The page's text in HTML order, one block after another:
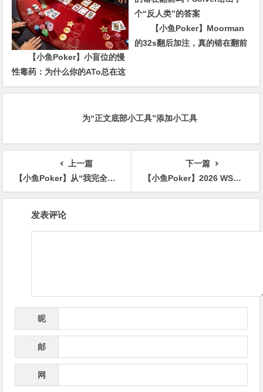
【小鱼Poker】小盲位的慢
性毒药：为什么你的ATo总在这
里输钱？
【小鱼Poker】Moorman
的32s翻后加注，真的错在翻前
为“正文底部小工具”添加小工具
上一篇
【小鱼Poker】从“我完全知道发生了什么”到“单挑吧兄弟”——WSOP大盲弃牌争议全程实录
下一篇
【小鱼Poker】2026 WSOP Day21｜19位中国选手入圈，杨崇贤成最大赢家！
发表评论
昵
邮
网